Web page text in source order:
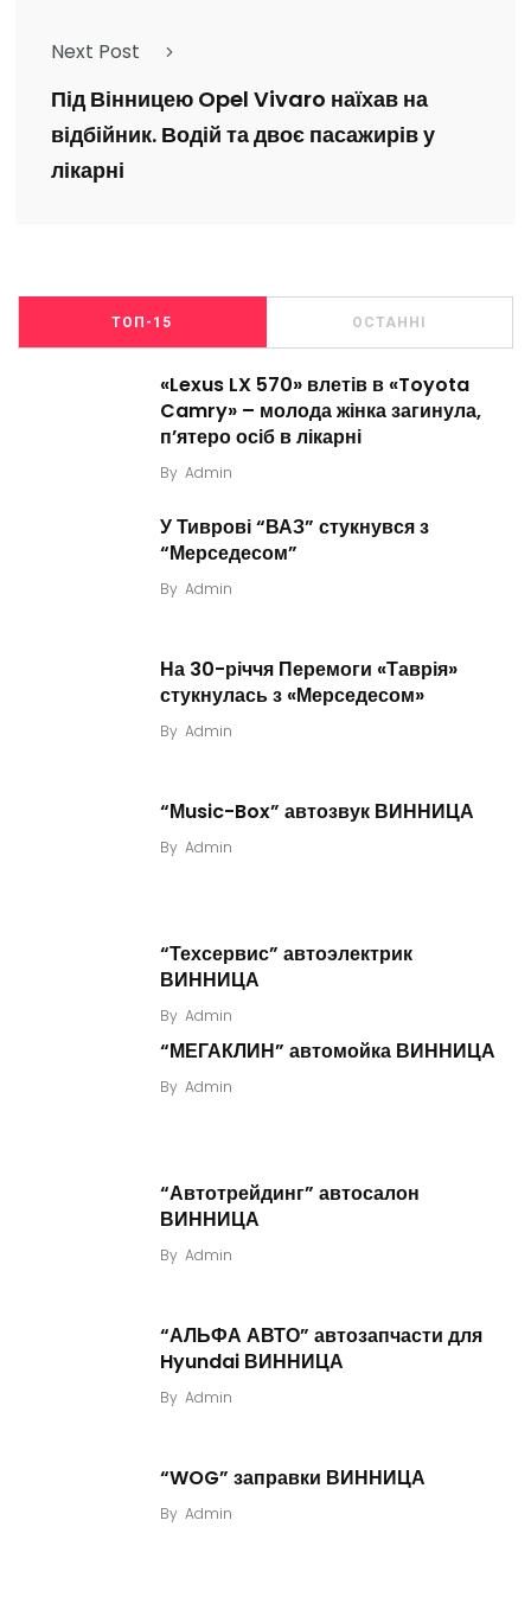
Next Post
Під Вінницею Opel Vivaro наїхав на
відбійник. Водій та двоє пасажирів у
лікарні
ТОП-15 ОСТАННІ
«Lexus LX 570» влетів в «Toyota
Camry» – молода жінка загинула,
п’ятеро осіб в лікарні
By Admin
У Тиврові “ВАЗ” стукнувся з
“Мерседесом”
By Admin
На 30-річчя Перемоги «Таврія»
стукнулась з «Мерседесом»
By Admin
“Мusic-Box” автозвук ВИННИЦА
By Admin
“Техсервис” автоэлектрик
ВИННИЦА
By Admin
“МЕГАКЛИН” автомойка ВИННИЦА
By Admin
“Автотрейдинг” автосалон
ВИННИЦА
By Admin
“АЛЬФА АВТО” автозапчасти для
Hyundai ВИННИЦА
By Admin
“WOG” заправки ВИННИЦА
By Admin